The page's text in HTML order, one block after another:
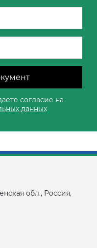
согласие на
данных
обл., Россия,